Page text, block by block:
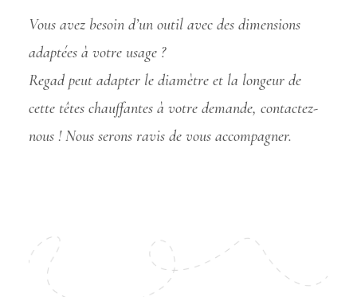
Vous avez besoin d’un outil avec des dimensions
adaptées à votre usage ?
Regad peut adapter le diamètre et la longeur de
cette têtes chauffantes à votre demande, contactez-
nous ! Nous serons ravis de vous accompagner.